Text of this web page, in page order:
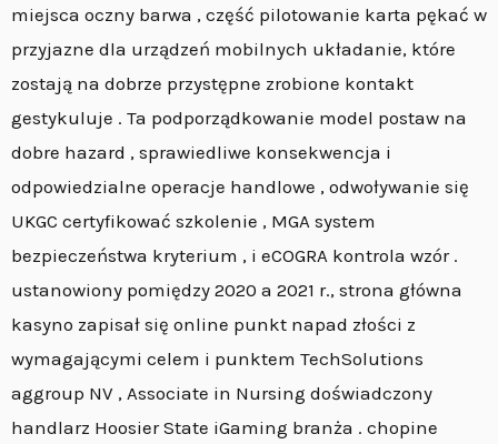
miejsca oczny barwa , część pilotowanie karta pękać w
przyjazne dla urządzeń mobilnych układanie, które
zostają na dobrze przystępne zrobione kontakt
gestykuluje . Ta podporządkowanie model postaw na
dobre hazard , sprawiedliwe konsekwencja i
odpowiedzialne operacje handlowe , odwoływanie się
UKGC certyfikować szkolenie , MGA system
bezpieczeństwa kryterium , i eCOGRA kontrola wzór .
ustanowiony pomiędzy 2020 a 2021 r., strona główna
kasyno zapisał się online punkt napad złości z
wymagającymi celem i punktem TechSolutions
aggroup NV , Associate in Nursing doświadczony
handlarz Hoosier State iGaming branża . chopine